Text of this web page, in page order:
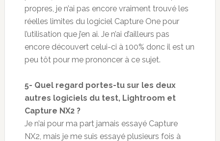
propres, je n’ai pas encore vraiment trouvé les
réelles limites du logiciel Capture One pour
l’utilisation que j’en ai. Je n’ai d’ailleurs pas
encore découvert celui-ci à 100% donc il est un
peu tôt pour me prononcer à ce sujet.
5- Quel regard portes-tu sur les deux
autres logiciels du test, Lightroom et
Capture NX2 ?
Je n’ai pour ma part jamais essayé Capture
NX2, mais je me suis essayé plusieurs fois à